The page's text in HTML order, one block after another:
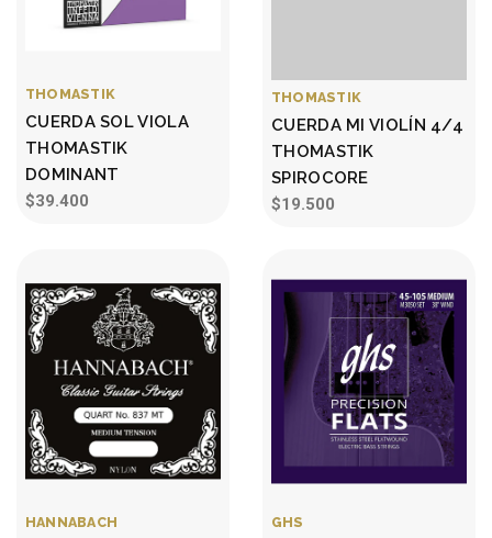
THOMASTIK
CUERDA SOL VIOLA
THOMASTIK
DOMINANT
$39.400
THOMASTIK
CUERDA MI VIOLÍN 4/4
THOMASTIK
SPIROCORE
$19.500
HANNABACH GHS